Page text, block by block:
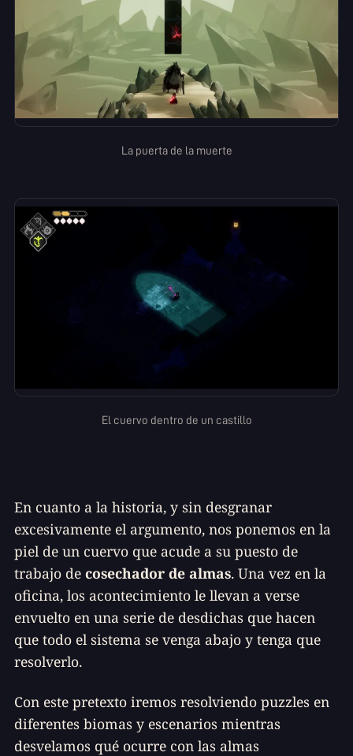
La puerta de la muerte
El cuervo dentro de un castillo
En cuanto a la historia, y sin desgranar
excesivamente el argumento, nos ponemos en la
piel de un cuervo que acude a su puesto de
trabajo de cosechador de almas. Una vez en la
oficina, los acontecimiento le llevan a verse
envuelto en una serie de desdichas que hacen
que todo el sistema se venga abajo y tenga que
resolverlo.
Con este pretexto iremos resolviendo puzzles en
diferentes biomas y escenarios mientras
desvelamos qué ocurre con las almas